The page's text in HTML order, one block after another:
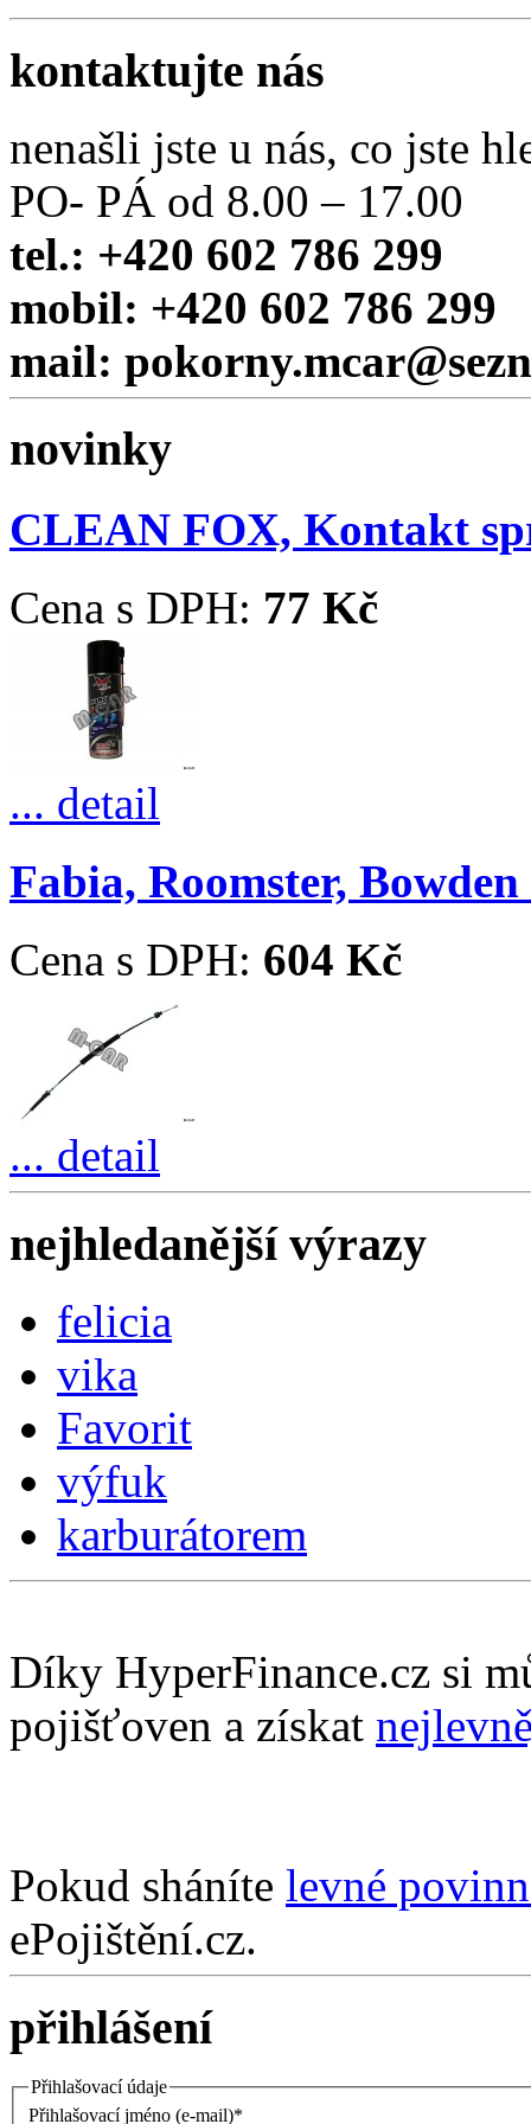
kontaktujte nás
nenašli jste u nás, co jste
PO- PÁ od 8.00 – 17.00
tel.: +420 602 786 299
mobil: +420 602 786 299
mail:
novinky
CLEAN FOX, Kontakt
Cena s DPH: 77 Kč
... detail
Fabia, Roomster,
Cena s DPH: 604 Kč
... detail
nejhledanější výrazy
felicia
vika
Favorit
výfuk
karburátorem
Díky HyperFinance.cz si
pojišťoven a získat
Pokud sháníte levné
ePojištění.cz.
přihlášení
Přihlašovací údaje
Přihlašovací jméno (e-mail)*